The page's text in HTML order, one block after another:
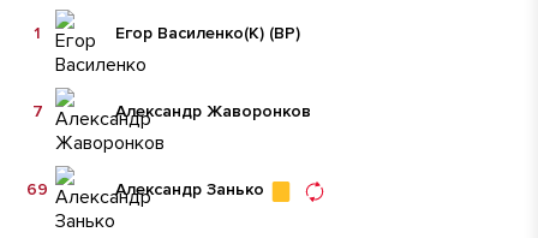
Егор Василенко(К) (ВР)
1
Александр Жаворонков
7
Александр Занько
69